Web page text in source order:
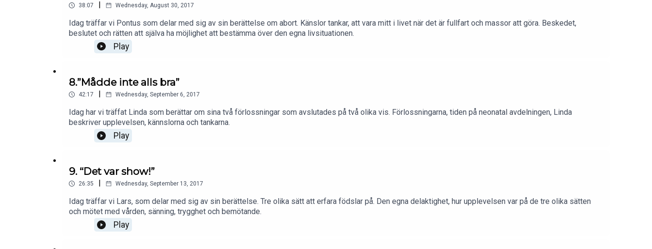
38:07 Wednesday, August 30, 2017
Idag träffar vi Pontus som delar med sig av sin berättelse om abort. Känslor tankar, att vara mitt i livet när det är fullfart och massor att göra. Beskedet,
beslutet och rätten att själva ha möjlighet att bestämma över den egna livsituationen.
Play
8.”Mådde inte alls bra”
42:17 Wednesday, September 6, 2017
Idag har vi träffat Linda som berättar om sina två förlossningar som avslutades på två olika vis. Förlossningarna, tiden på neonatal avdelningen, Linda
beskriver upplevelsen, kännslorna och tankarna.
Play
9. “Det var show!”
26:35 Wednesday, September 13, 2017
Idag träffar vi Lars, som delar med sig av sin berättelse. Tre olika sätt att erfara födslar på. Den egna delaktighet, hur upplevelsen var på de tre olika sätten
och mötet med vården, sänning, trygghet och bemötande.
Play